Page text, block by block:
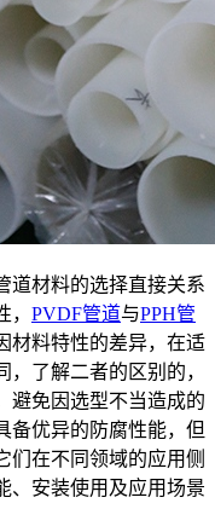
道材料的选择直接关系
PVDF管道与PPH管
材料特性的差异，在适
了解二者的区别的，
避免因选型不当造成的
备优异的防腐性能，但
们在不同领域的应用侧
、安装使用及应用场景